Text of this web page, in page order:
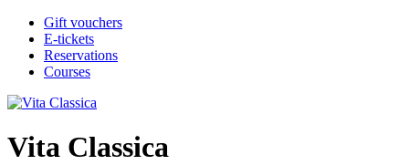
Gift vouchers
E-tickets
Reservations
Courses
Vita Classica